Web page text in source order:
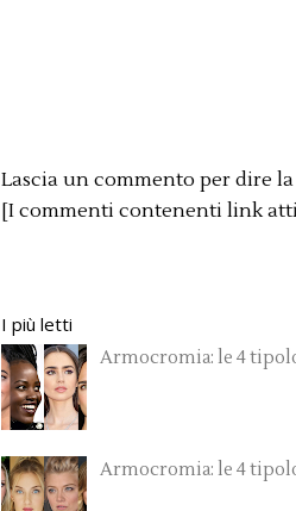
Lascia un commento per dire
[I commenti contenenti link
I più letti
Armocromia: le 4
Armocromia: le 4